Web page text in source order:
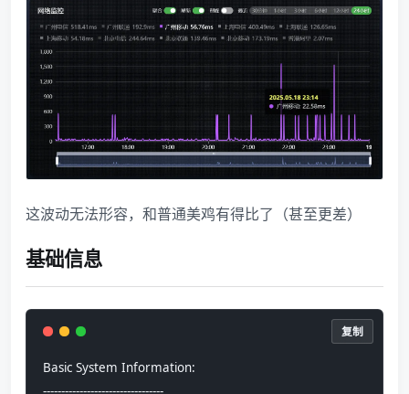
这波动无法形容，和普通美鸡有得比了（甚至更差）
基础信息
Basic System Information:
复制